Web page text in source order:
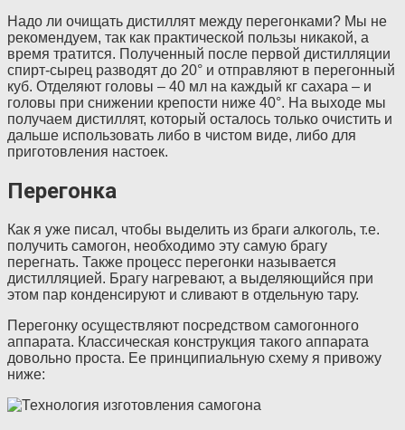
Надо ли очищать дистиллят между перегонками? Мы не
рекомендуем, так как практической пользы никакой, а
время тратится. Полученный после первой дистилляции
спирт-сырец разводят до 20° и отправляют в перегонный
куб. Отделяют головы – 40 мл на каждый кг сахара – и
головы при снижении крепости ниже 40°. На выходе мы
получаем дистиллят, который осталось только очистить и
дальше использовать либо в чистом виде, либо для
приготовления настоек.
Перегонка
Как я уже писал, чтобы выделить из браги алкоголь, т.е.
получить самогон, необходимо эту самую брагу
перегнать. Также процесс перегонки называется
дистилляцией. Брагу нагревают, а выделяющийся при
этом пар конденсируют и сливают в отдельную тару.
Перегонку осуществляют посредством самогонного
аппарата. Классическая конструкция такого аппарата
довольно проста. Ее принципиальную схему я привожу
ниже: